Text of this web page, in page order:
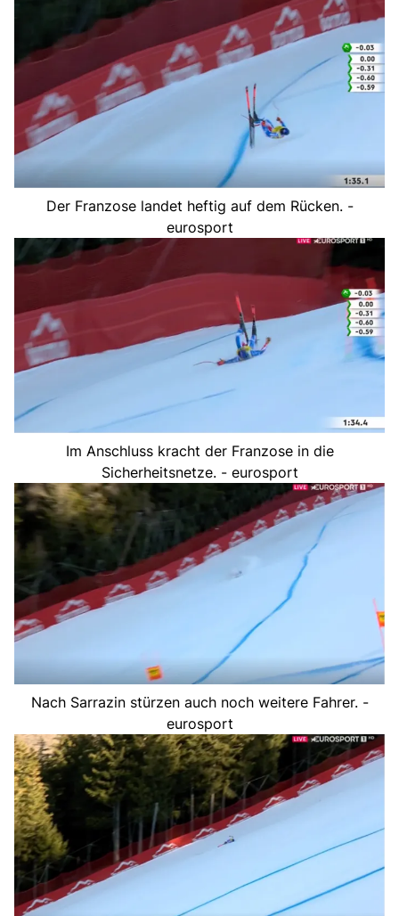
Der Franzose landet heftig auf dem Rücken. -
eurosport
Im Anschluss kracht der Franzose in die
Sicherheitsnetze. - eurosport
Nach Sarrazin stürzen auch noch weitere Fahrer. -
eurosport